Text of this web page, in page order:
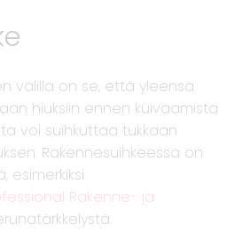
välillä on se, että yleensä
hiuksiin ennen kuivaamista
voi suihkuttaa tukkaan
Rakennesuihkeessa on
esimerkiksi
Rakenne- ja